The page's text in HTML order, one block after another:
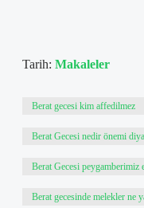
Tarih: Makaleler
Berat gecesi kim affedilmez
Berat Gecesi nedir önemi
Berat Gecesi peygamberimiz
Berat gecesinde melekler ne